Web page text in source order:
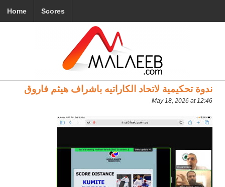
Home Scores
ندوة تحكيمية لاتحاد الكاراتيه باشراف هيثم فاروق
May 18, 2026 at 12:46